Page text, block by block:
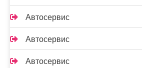
Автосервис
Автосервис
Автосервис